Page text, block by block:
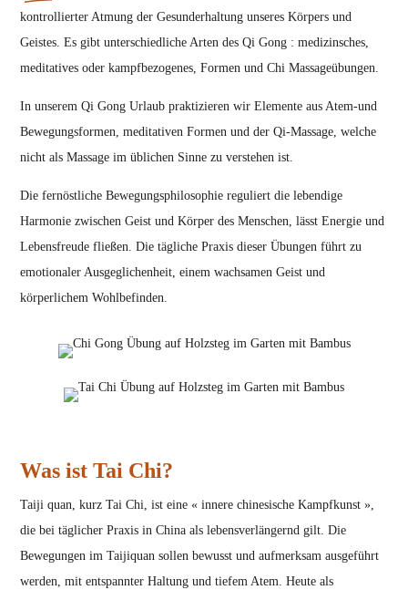
kontrollierter Atmung der Gesunderhaltung unseres Körpers und
Geistes. Es gibt unterschiedliche Arten des Qi Gong : medizinsches,
meditatives oder kampfbezogenes, Formen und Chi Massageübungen.
In unserem Qi Gong Urlaub praktizieren wir Elemente aus Atem-und
Bewegungsformen, meditativen Formen und der Qi-Massage, welche
nicht als Massage im üblichen Sinne zu verstehen ist.
Die fernöstliche Bewegungsphilosophie reguliert die lebendige
Harmonie zwischen Geist und Körper des Menschen, lässt Energie und
Lebensfreude fließen. Die tägliche Praxis dieser Übungen führt zu
emotionaler Ausgeglichenheit, einem wachsamen Geist und
körperlichem Wohlbefinden.
Was ist Tai Chi?
Taiji quan, kurz Tai Chi, ist eine « innere chinesische Kampfkunst »,
die bei täglicher Praxis in China als lebensverlängernd gilt. Die
Bewegungen im Taijiquan sollen bewusst und aufmerksam ausgeführt
werden, mit entspannter Haltung und tiefem Atem. Heute als